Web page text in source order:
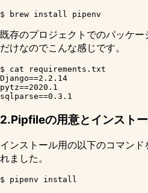
既存のプロジェクトでのパッケ
だけなのでこんな感じです。
$ cat requirements.txt
Django==2.2.14
pytz==2020.1
2.Pipfileの用意とインスト
インストール用の以下のコマン
れました。